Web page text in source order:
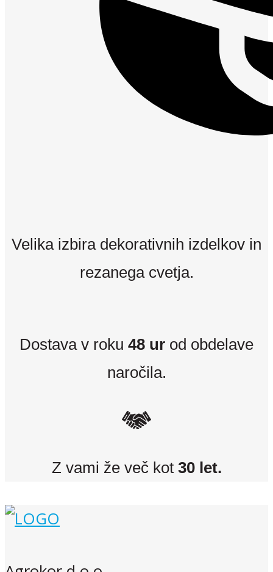
Velika izbira dekorativnih izdelkov in
rezanega cvetja.
Dostava v roku 48 ur od obdelave
naročila.
Z vami že več kot 30 let.